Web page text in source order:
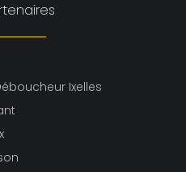
Ixelles